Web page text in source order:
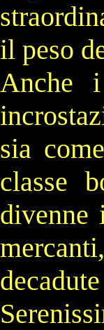
il peso
Anche
sia
classe
divenne